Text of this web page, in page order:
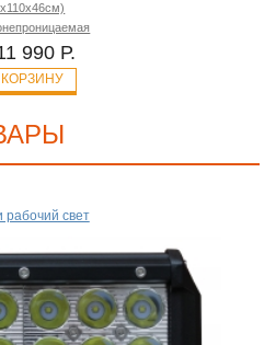
990 Р.
КОРЗИНУ
свет